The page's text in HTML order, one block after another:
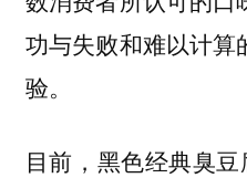
功与失败和难以计
验。
目前，黑色经典臭